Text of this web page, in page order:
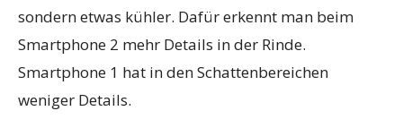
sondern etwas kühler. Dafür erkennt man beim
Smartphone 2 mehr Details in der Rinde.
Smartphone 1 hat in den Schattenbereichen
weniger Details.